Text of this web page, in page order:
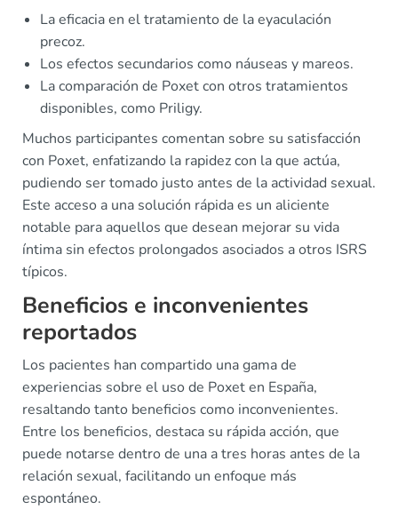
La eficacia en el tratamiento de la eyaculación
precoz.
Los efectos secundarios como náuseas y mareos.
La comparación de Poxet con otros tratamientos
disponibles, como Priligy.
Muchos participantes comentan sobre su satisfacción
con Poxet, enfatizando la rapidez con la que actúa,
pudiendo ser tomado justo antes de la actividad sexual.
Este acceso a una solución rápida es un aliciente
notable para aquellos que desean mejorar su vida
íntima sin efectos prolongados asociados a otros ISRS
típicos.
Beneficios e inconvenientes
reportados
Los pacientes han compartido una gama de
experiencias sobre el uso de Poxet en España,
resaltando tanto beneficios como inconvenientes.
Entre los beneficios, destaca su rápida acción, que
puede notarse dentro de una a tres horas antes de la
relación sexual, facilitando un enfoque más
espontáneo.